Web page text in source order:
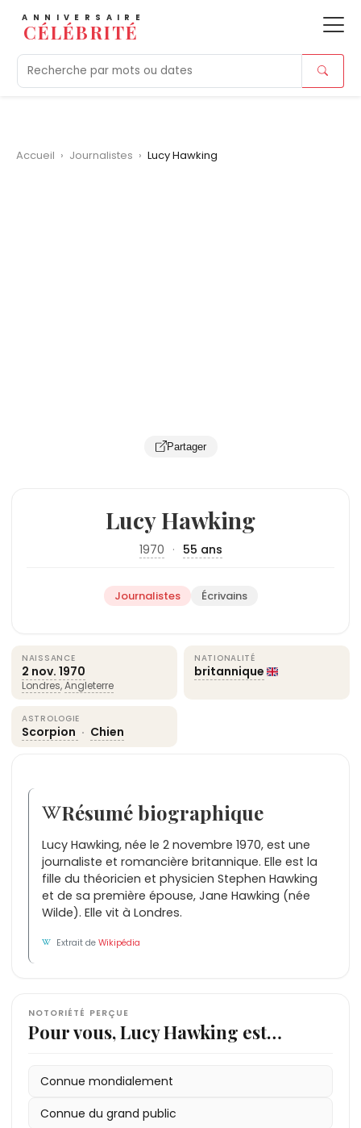
ANNIVERSAIRE
CÉLÉBRITÉ
Aujourd'hui Tendances Morts
Accueil › Journalistes › Lucy Hawking
Partager
Lucy Hawking
1970 · 55 ans
Journalistes Écrivains
NAISSANCE
2 nov. 1970
Londres,Angleterre
NATIONALITÉ
britannique
ASTROLOGIE
Scorpion · Chien
Résumé biographique
Lucy Hawking, née le 2 novembre 1970, est une
journaliste et romancière britannique. Elle est la
fille du théoricien et physicien Stephen Hawking
et de sa première épouse, Jane Hawking (née
Wilde). Elle vit à Londres.
Extrait deWikipédia
NOTORIÉTÉ PERÇUE
Pour vous, Lucy Hawking est…
Connue mondialement
Connue du grand public